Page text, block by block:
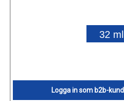
32 ml
Logga in som b2b-